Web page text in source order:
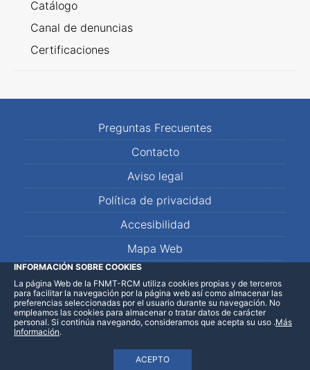
Catálogo
Canal de denuncias
Certificaciones
Preguntas Frecuentes
Contacto
Aviso legal
Política de privacidad
Accesibilidad
Mapa Web
LinkedInFacebookWhatsApp
INFORMACIÓN SOBRE COOKIES
La página Web de la FNMT-RCM utiliza cookies propias y de terceros
para facilitar la navegación por la página web así como almacenar las
preferencias seleccionadas por el usuario durante su navegación. No
empleamos las cookies para almacenar o tratar datos de carácter
personal. Si continúa navegando, consideramos que acepta su uso
ACEPTO
.Más
Información.